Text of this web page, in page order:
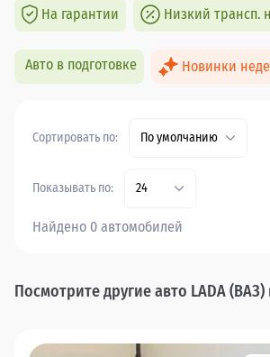
На гарантии Низкий трансп.
Авто в подготовке Новинки
Сортировать по: По умолчанию
Показывать по: 24
Найдено 0 автомобилей
Посмотрите другие авто LADA